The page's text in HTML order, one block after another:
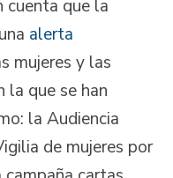
cuenta que la
alerta
mujeres y las
la que se han
la Audiencia
de mujeres por